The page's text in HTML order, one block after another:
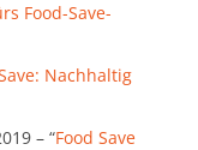
Food-Save-
Nachhaltig
– “Food Save